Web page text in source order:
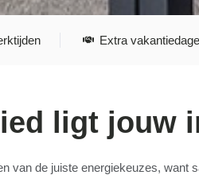
Extra
ligt jouw
van de juiste energiekeuzes, want